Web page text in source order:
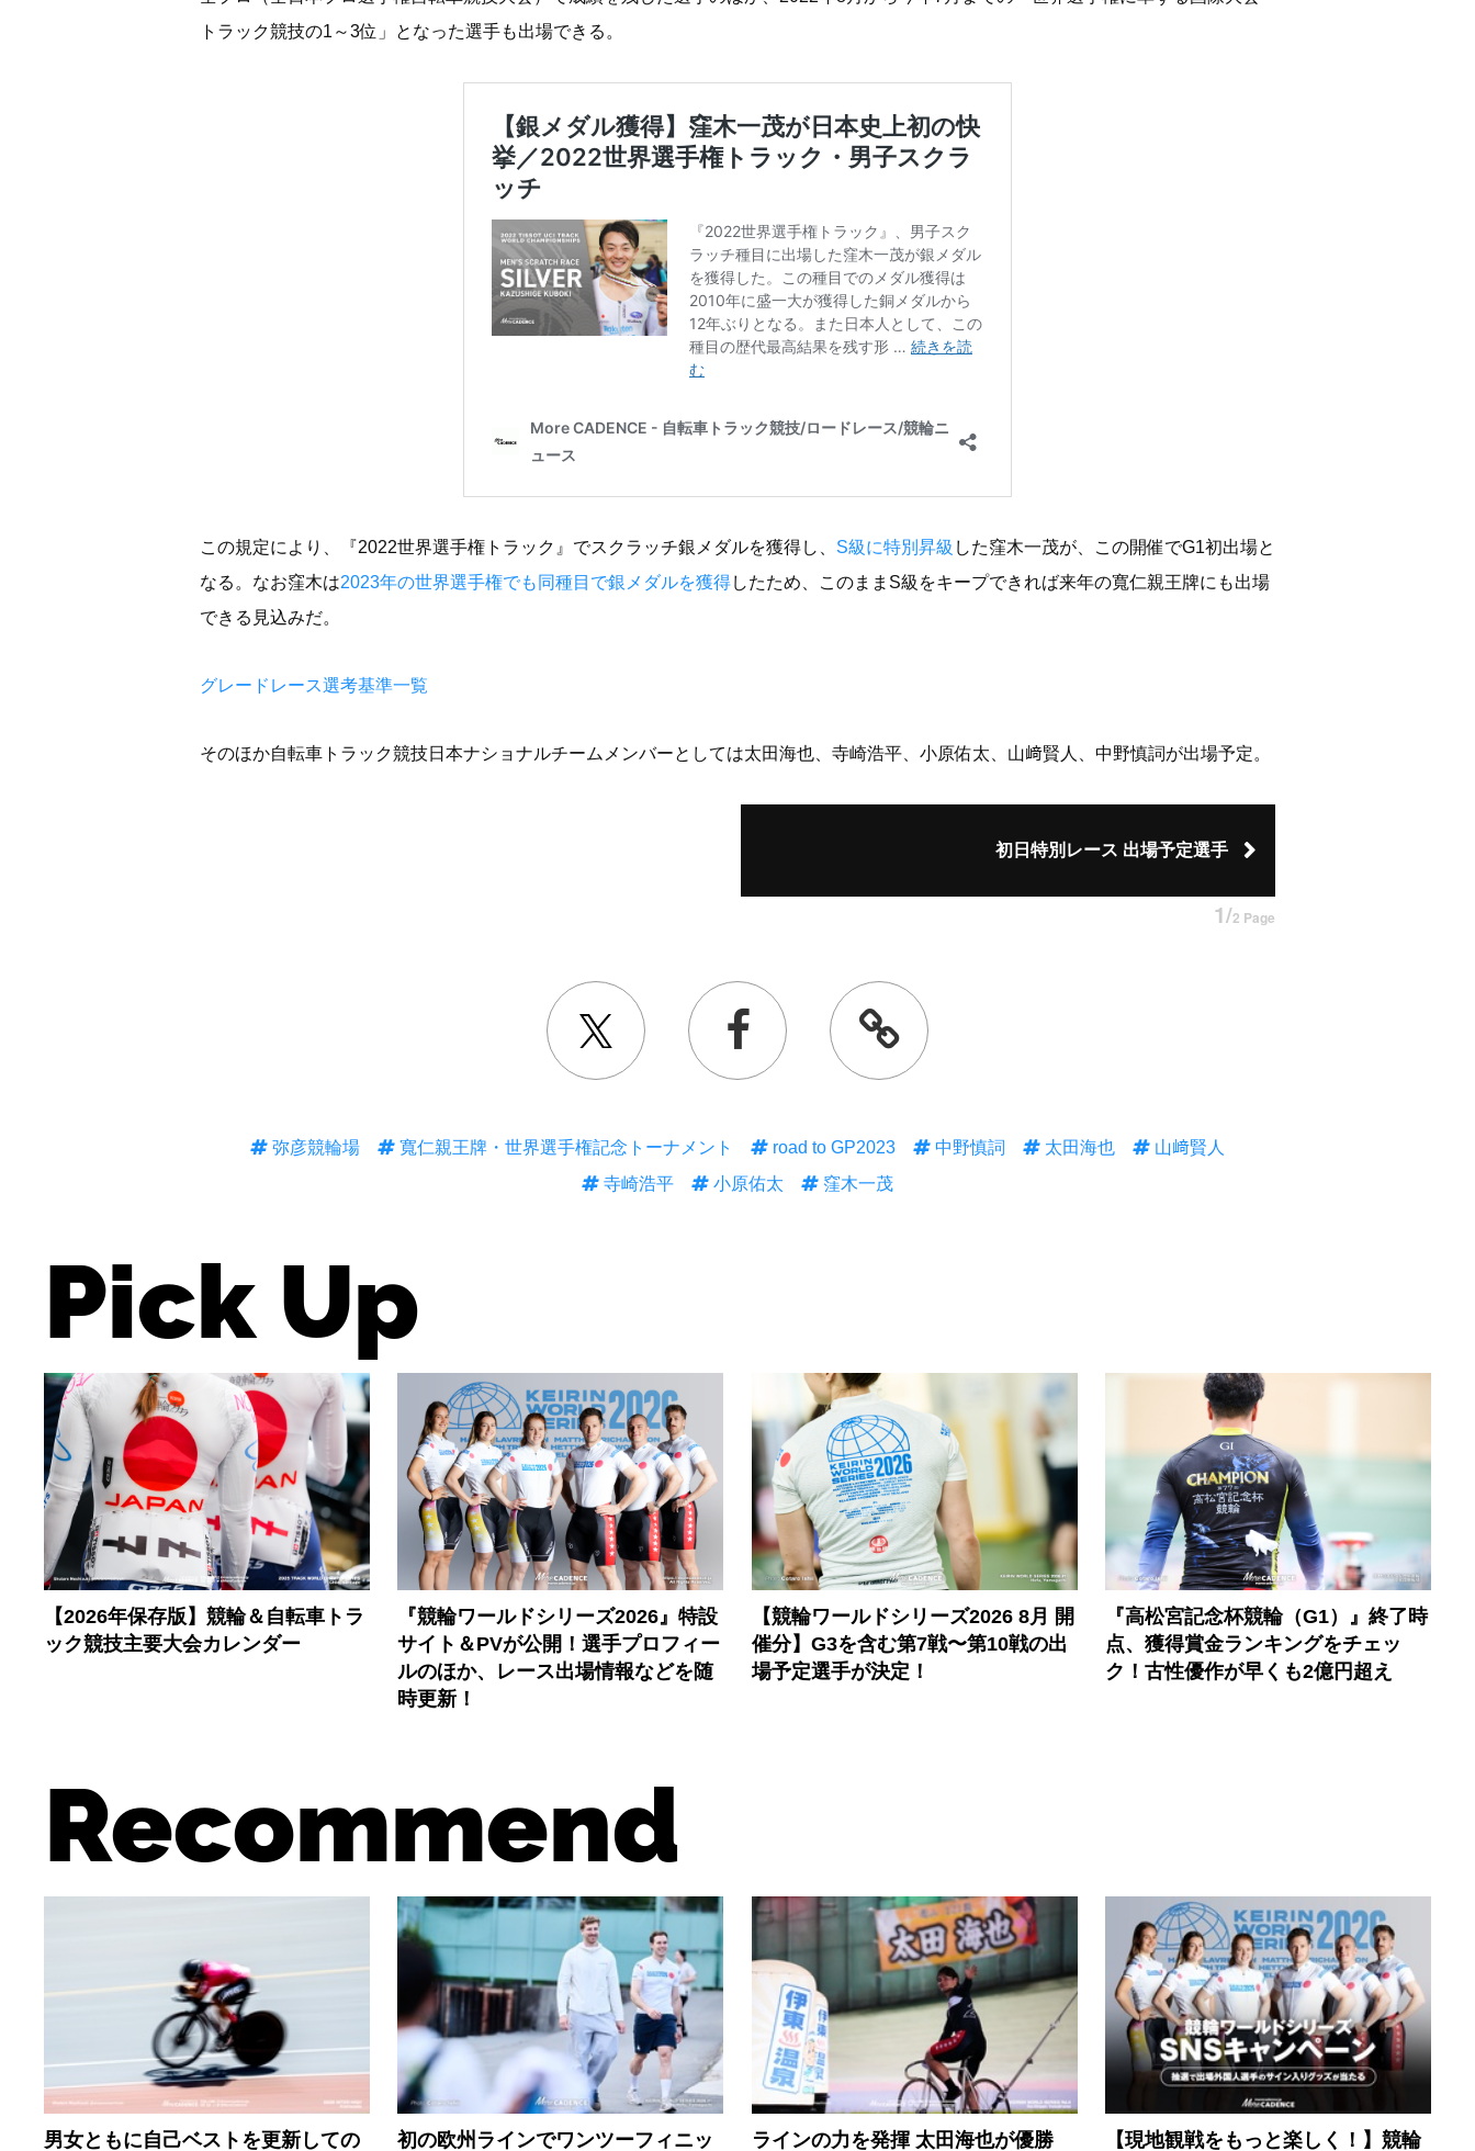
トラック競技の1～3位」となった選手も出場できる。
この規定により、『2022世界選手権トラック』でスクラッチ銀メダルを獲得し、 S級に特別昇級 した窪木一茂が、この開催でG1初出場と
なる。なお窪木は2023年の世界選手権でも同種目で銀メダルを獲得したため、このままS級をキープできれば来年の寬仁親王牌にも出場
できる見込みだ。
グレードレース選考基準一覧
そのほか自転車トラック競技日本ナショナルチームメンバーとしては太田海也、寺崎浩平、小原佑太、山﨑賢人、中野慎詞が出場予定。
初日特別レース 出場予定選手
1/2 Page
弥彦競輪場 寬仁親王牌・世界選手権記念トーナメント road to GP2023 中野慎詞 太田海也
山﨑賢人
寺崎浩平
小原佑太 窪木一茂
Pick Up
【2026年保存版】競輪＆自転車トラ
ック競技主要大会カレンダー
『競輪ワールドシリーズ2026』特設
サイト＆PVが公開！選手プロフィー
ルのほか、レース出場情報などを随
時更新！
【競輪ワールドシリーズ2026 8月 開
催分】G3を含む第7戦〜第10戦の出
場予定選手が決定！
『高松宮記念杯競輪（G1）』終了時
点、獲得賞金ランキングをチェッ
ク！古性優作が早くも2億円超え
Recommend
男女ともに自己ベストを更新しての 初の欧州ラインでワンツーフィニッ ラインの力を発揮 太田海也が優勝 【現地観戦をもっと楽しく！】競輪